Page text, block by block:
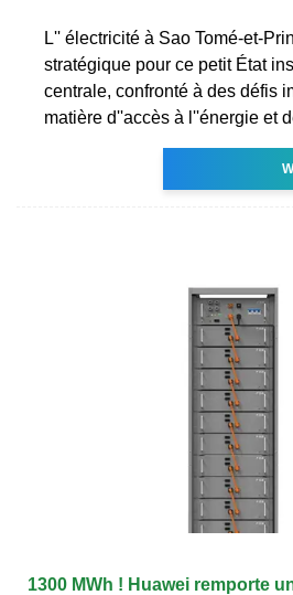
L'' électricité à Sao Tomé-et-
stratégique pour ce petit État
centrale, confronté à des défis
matière d''accès à l''énergie et
1300 MWh ! Huawei remporte